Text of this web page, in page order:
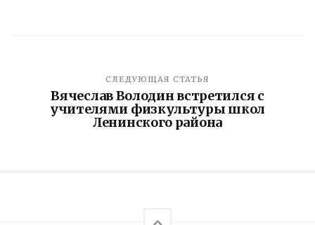
СЛЕДУЮЩАЯ СТАТЬЯ
Вячеслав Володин встретился с
учителями физкультуры школ
Ленинского района